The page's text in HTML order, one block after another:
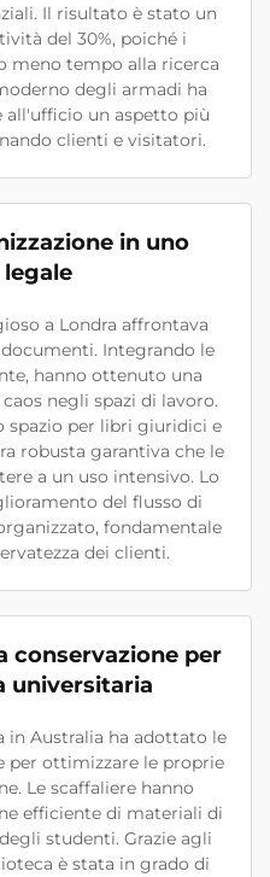
Il risultato è stato un
del 30%, poiché i
meno tempo alla ricerca
degli armadi ha
un aspetto più
clienti e visitatori.
in uno
a Londra affrontava
Integrando le
hanno ottenuto una
negli spazi di lavoro.
spazio per libri giuridici e
robusta garantiva che le
a un uso intensivo. Lo
del flusso di
fondamentale
dei clienti.
conservazione per
universitaria
in Australia ha adottato le
per ottimizzare le proprie
Le scaffaliere hanno
efficiente di materiali di
studenti. Grazie agli
è stata in grado di